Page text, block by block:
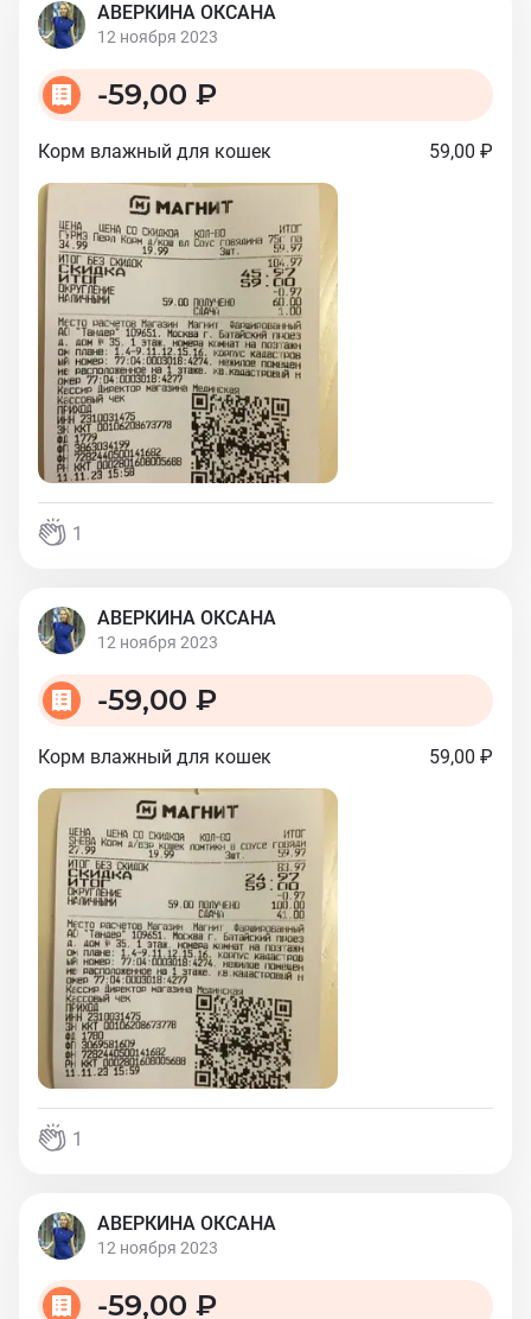
АВЕРКИНА ОКСАНА
12 ноября 2023
-59,00 ₽
Корм влажный для кошек 59,00 ₽
1
АВЕРКИНА ОКСАНА
12 ноября 2023
-59,00 ₽
Корм влажный для кошек 59,00 ₽
1
АВЕРКИНА ОКСАНА
12 ноября 2023
-59,00 ₽